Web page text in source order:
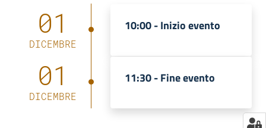
Chiedi al
bibliotecario
01
DICEMBRE
10:00 -Inizio evento
01
DICEMBRE
11:30 -Fine evento